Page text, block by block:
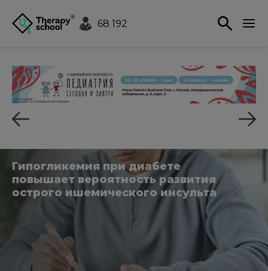
68 192
Гипогликемия при диабете
повышает вероятность развития
острого ишемического инсульта